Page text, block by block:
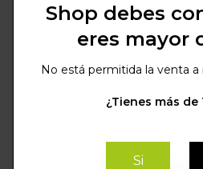
Shop debes
eres mayor
No está permitida la venta a
¿Tienes más de
Si